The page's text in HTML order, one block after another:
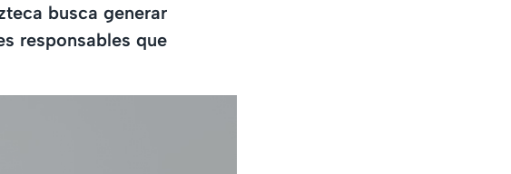
busca generar
responsables que